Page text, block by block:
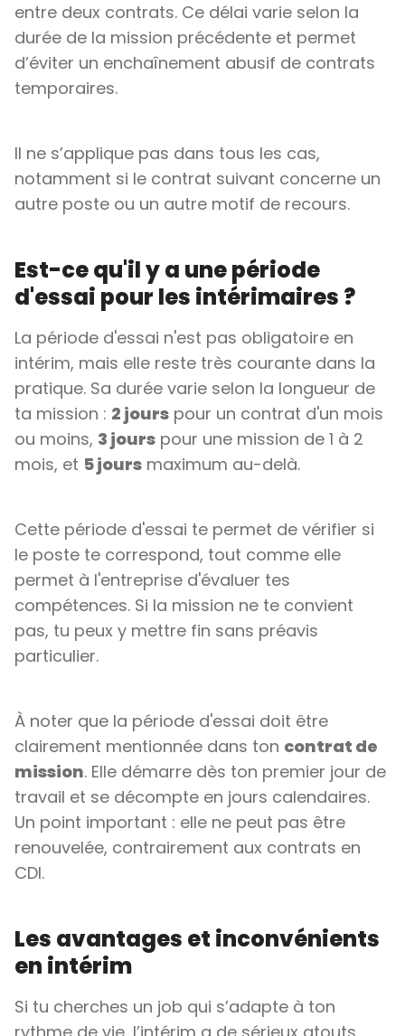
entre deux contrats. Ce délai varie selon la
durée de la mission précédente et permet
d’éviter un enchaînement abusif de contrats
temporaires.
Il ne s’applique pas dans tous les cas,
notamment si le contrat suivant concerne un
autre poste ou un autre motif de recours.
Est-ce qu'il y a une période
d'essai pour les intérimaires ?
La période d'essai n'est pas obligatoire en
intérim, mais elle reste très courante dans la
pratique. Sa durée varie selon la longueur de
ta mission : 2 jours pour un contrat d'un mois
ou moins, 3 jours pour une mission de 1 à 2
mois, et 5 jours maximum au-delà.
Cette période d'essai te permet de vérifier si
le poste te correspond, tout comme elle
permet à l'entreprise d'évaluer tes
compétences. Si la mission ne te convient
pas, tu peux y mettre fin sans préavis
particulier.
À noter que la période d'essai doit être
clairement mentionnée dans ton contrat de
mission. Elle démarre dès ton premier jour de
travail et se décompte en jours calendaires.
Un point important : elle ne peut pas être
renouvelée, contrairement aux contrats en
CDI.
Les avantages et inconvénients
en intérim
Si tu cherches un job qui s’adapte à ton